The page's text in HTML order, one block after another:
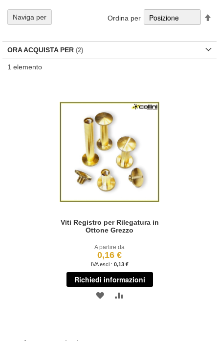
1 elemento
Ordina per
Viti Registro per Rilegatura in
Ottone Grezzo
A partire da
0,16 €
0,13 €
Richiedi informazioni
AGGIUNGI
Naviga per
ORA ACQUISTA PER